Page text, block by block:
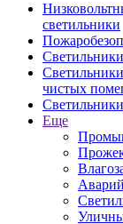
светильники
чистых
Еще